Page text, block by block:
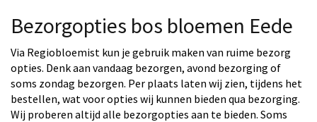
Bezorgopties bos bloemen Eede
Via Regiobloemist kun je gebruik maken van ruime bezorg
opties. Denk aan vandaag bezorgen, avond bezorging of
soms zondag bezorgen. Per plaats laten wij zien, tijdens het
bestellen, wat voor opties wij kunnen bieden qua bezorging.
Wij proberen altijd alle bezorgopties aan te bieden. Soms